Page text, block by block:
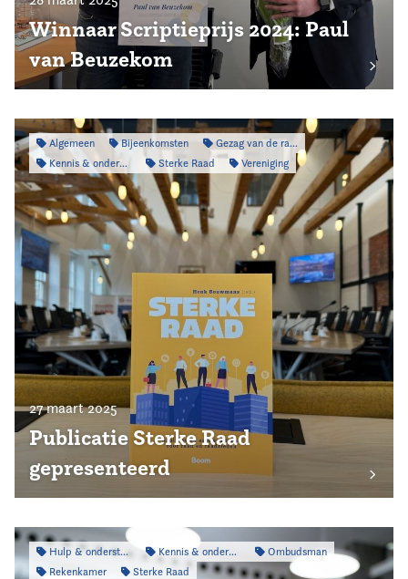
Winnaar Scriptieprijs 2024: Paul
van Beuzekom
Algemeen Bijeenkomsten
Gezag van de raad
Kennis & onderzoek
Sterke Raad Vereniging
27 maart 2025
Publicatie Sterke Raad
gepresenteerd
Hulp & ondersteuning Kennis & onderzoek
Ombudsman
Rekenkamer
Sterke Raad